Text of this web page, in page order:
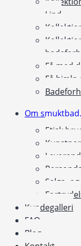
Lind
Få med
Få hjælp
Om
Etisk
Salgs-
Kundegalleri
FAQ
Blog